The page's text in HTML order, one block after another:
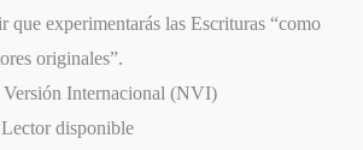
que experimentarás las Escrituras “como
originales”.
Internacional (NVI)
disponible